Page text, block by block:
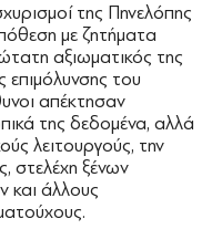
της Πηνελόπης
με ζητήματα
αξιωματικός της
επιμόλυνσης του
απέκτησαν
της δεδομένα, αλλά
λειτουργούς, την
στελέχη ξένων
και άλλους